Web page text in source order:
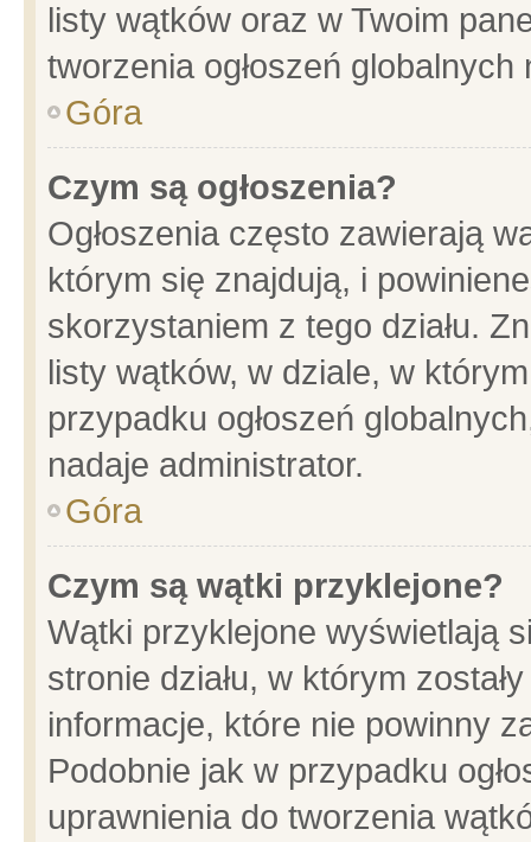
listy wątków oraz w Twoim
tworzenia ogłoszeń
Góra
Czym są ogłoszenia?
Ogłoszenia często zawierają
którym się znajdują, i
skorzystaniem z tego działu.
listy wątków, w dziale, w
przypadku ogłoszeń
nadaje administrator.
Góra
Czym są wątki przyklejone?
Wątki przyklejone wyświetlają
stronie działu, w którym
informacje, które nie powinny
Podobnie jak w przypadku
uprawnienia do tworzenia